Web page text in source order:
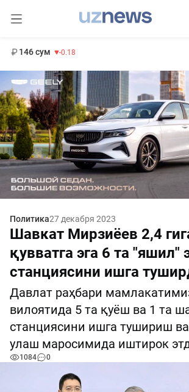
146 сум -0.18
Политика27 декабря 2023
Шавкат Мирзиёев 2,4
қувватга эга 6 та "яшил"
станциясини ишга
Давлат раҳбари
вилоятида 5 та қуёш ва 1 та
станциясини ишга тушириш
улаш маросимида иштирок
1084 0